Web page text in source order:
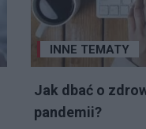
INNE TEMATY
Jak dbać o
pandemii?